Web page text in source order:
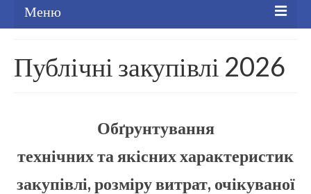
Меню
Стандартизація
Вакансії підприємства
Контакти
Публічні закупівлі 2026
Обґрунтування
технічних та якісних характеристик
закупівлі, розміру витрат, очікуваної